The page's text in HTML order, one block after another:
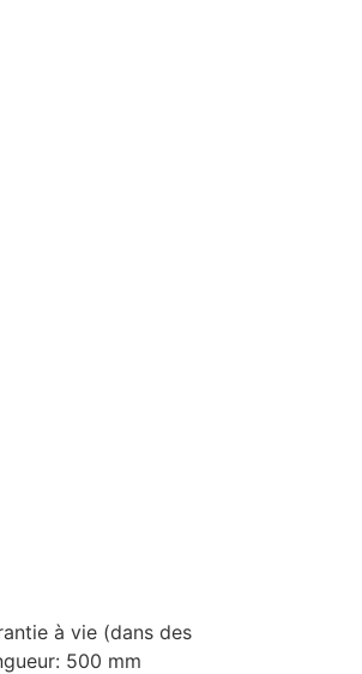
à vie (dans des
500 mm